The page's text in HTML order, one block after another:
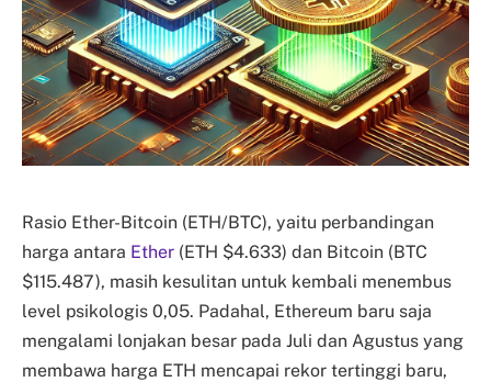
Rasio Ether-Bitcoin (ETH/BTC), yaitu perbandingan
harga antara Ether (ETH $4.633) dan Bitcoin (BTC
$115.487), masih kesulitan untuk kembali menembus
level psikologis 0,05. Padahal, Ethereum baru saja
mengalami lonjakan besar pada Juli dan Agustus yang
membawa harga ETH mencapai rekor tertinggi baru,